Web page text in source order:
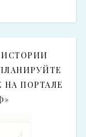
ПОРТАЛЕ